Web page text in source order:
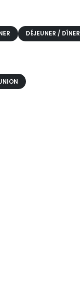
DÉJEUNER / DÎNER